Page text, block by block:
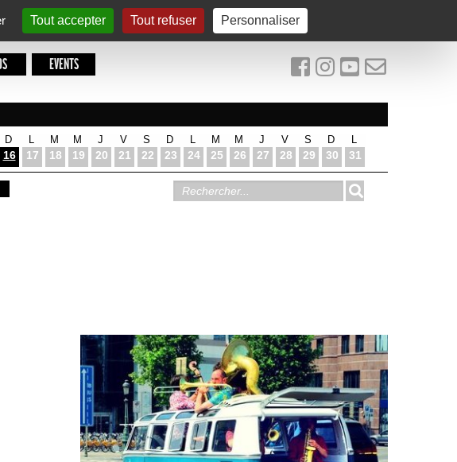
Tout accepter Tout refuser Personnaliser
EVENTS
D
16 17
M
18
M
19
J
20
V
21
S
22
D
23 24
M
25
M
26
J
27
V
28
S
29
D
30 31